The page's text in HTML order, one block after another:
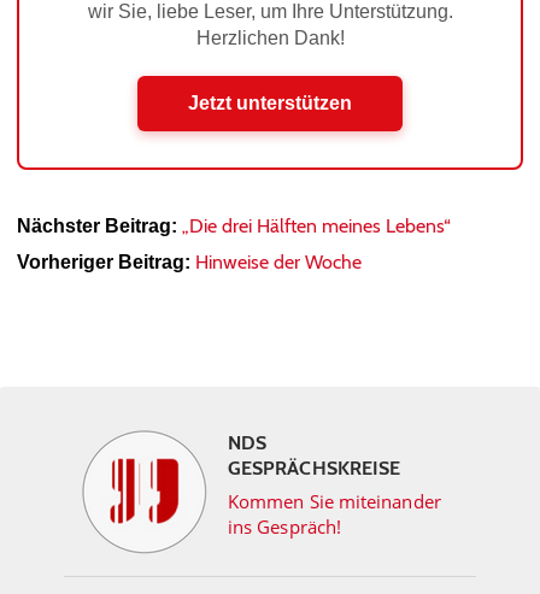
wir Sie, liebe Leser, um Ihre Unterstützung.
Herzlichen Dank!
Jetzt unterstützen
Nächster Beitrag: „Die drei Hälften meines Lebens“
Vorheriger Beitrag: Hinweise der Woche
NDS
GESPRÄCHSKREISE
Kommen Sie miteinander
ins Gespräch!